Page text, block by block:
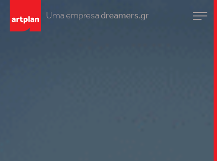
Uma empresadreamers.gr